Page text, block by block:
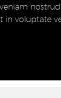
in voluptate